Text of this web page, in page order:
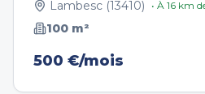
Lambesc (13410) • À 16 km
100 m²
500 €/mois